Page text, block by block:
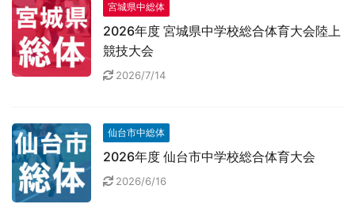
宮城県中総体
2026年度 宮城県中学校総合体育大会陸上
競技大会
2026/7/14
仙台市中総体
2026年度 仙台市中学校総合体育大会
2026/6/16